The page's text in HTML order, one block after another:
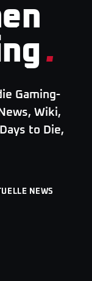
.
Gaming-
Wiki,
to Die,
NEWS